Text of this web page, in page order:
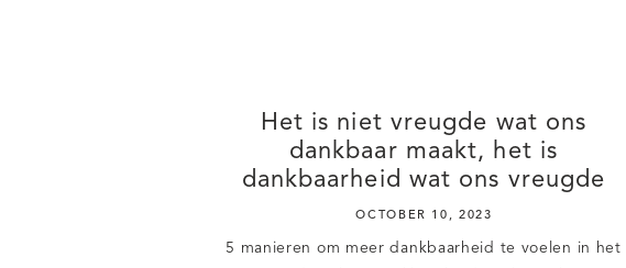
Het is niet vreugde wat ons
dankbaar maakt, het is
dankbaarheid wat ons vreugde
geeft in ons leven
OCTOBER 10, 2023
5 manieren om meer dankbaarheid te voelen in het